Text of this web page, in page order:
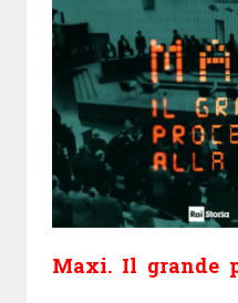
Maxi. Il grande